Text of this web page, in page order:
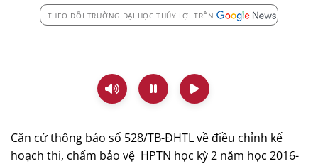
THEO DÕI TRƯỜNG ĐẠI HỌC THỦY LỢI TRÊN
Căn cứ thông báo số 528/TB-ĐHTL về điều chỉnh kế
hoạch thi, chấm bảo vệ HPTN học kỳ 2 năm học 2016-